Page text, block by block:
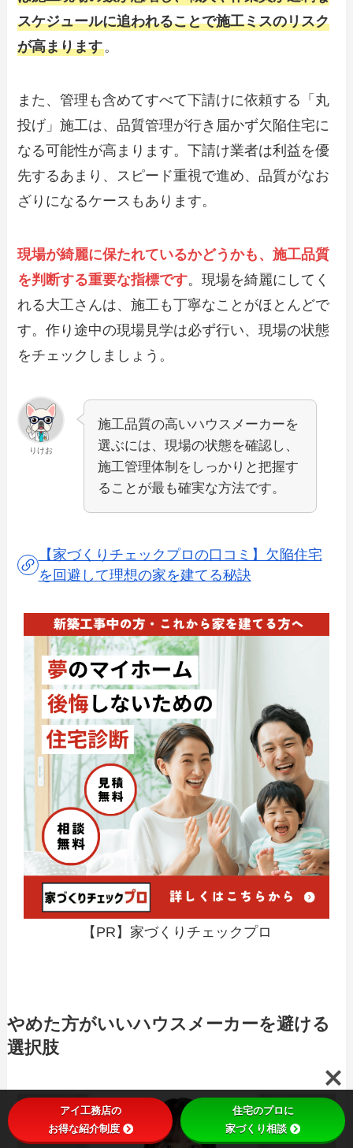
スケジュールに追われることで施工ミスのリスク
が高まります。
また、管理も含めてすべて下請けに依頼する「丸
投げ」施工は、品質管理が行き届かず欠陥住宅に
なる可能性が高まります。下請け業者は利益を優
先するあまり、スピード重視で進め、品質がなお
ざりになるケースもあります。
現場が綺麗に保たれているかどうかも、施工品質
を判断する重要な指標です。現場を綺麗にしてく
れる大工さんは、施工も丁寧なことがほとんどで
す。作り途中の現場見学は必ず行い、現場の状態
をチェックしましょう。
りけお
施工品質の高いハウスメーカーを
選ぶには、現場の状態を確認し、
施工管理体制をしっかりと把握す
ることが最も確実な方法です。
【家づくりチェックプロの口コミ】欠陥住宅
を回避して理想の家を建てる秘訣
【PR】家づくりチェックプロ
やめた方がいいハウスメーカーを避ける
選択肢
アイ工務店の
お得な紹介制度
住宅のプロに
家づくり相談